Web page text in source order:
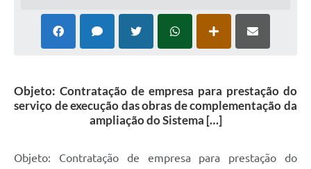
Objeto: Contratação de empresa para prestação do
serviço de execução das obras de complementação da
ampliação do Sistema […]
Objeto: Contratação de empresa para prestação do